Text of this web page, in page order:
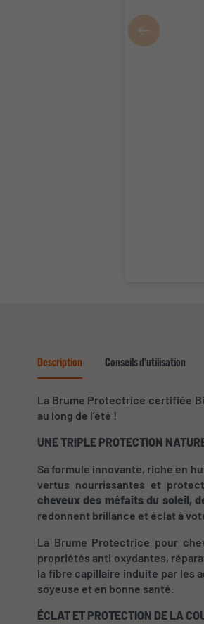
Description Conseils d'utilisation
La Brume Protectrice certifiée
au long de l’été !
UNE TRIPLE PROTECTION
Sa formule innovante, riche en
vertus nourrissantes et
cheveux des méfaits du soleil,
redonnent brillance et éclat à
La Brume Protectrice pour
propriétés anti oxydantes,
la fibre capillaire induite par les
soyeuse et en bonne santé.
ÉCLAT ET PROTECTION DE LA